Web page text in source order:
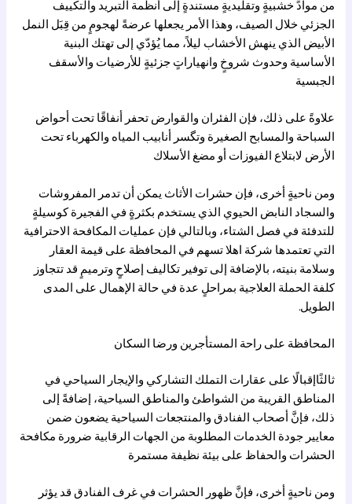
من موادٍّ خشبيةٍ وتقليديةٍ مستندةٍ إلى أنظمة التبريد والتكييف
الجزئي خلال الصيف، وهذا الأمر يجعلها عرضةً لهجومٍ من قِبَل النمل
الأبيض الذي ينهش الأخشاب ليلاً، مما يُؤدّي إلى تهتك البنية
الأساسية وحدوث شروخٍ وانهياراتٍ جزئيةٍ للأرضيات والأسقف
الجبسية
علاوةً على ذلك، فإن الفئران والقوارض تحفر أنفاقًا تحت أحواض
السباحة والمسابح الصغيرة وتگسر أنابيب المياه والكهرباء تحت
الأرض لابتلاع الفيوزات أو مضغ الأسلاك
ومن ناحيةٍ أخرى، فإن حشرات الأثاث يمكن أن تدمر المفروشات
والسجاد النابض الحيوي الذي يستخدم بكثرةٍ في الفجيرة كوسيلةٍ
للتدفئة في فصل الشتاء، وبالتالي فإن عمليات المكافحة الاحترافية
التي تعتمدها شركة اهلاتسهم في المحافظة على قيمة العقار
وسلامة بنيته، بالإضافة إلى توفير تكاليف إصلاحٍ وترميمٍ قد تتجاوز
كلفة الحملة العلاجية بمراحلٍ عدة في حالة الإهمال على المدى
الطويل.
المحافظة على راحة المستأجرين ورضا السكان
ثالثًاإقبالًا على عقارات التملك التشاركي والإيجار السياحي في
المناطق القريبة من الشواطئ والمناطق السياحية، إضافةً إلى
ذلك، فإنَّ أصحاب الفنادق والمنتجعات السياحية يضعون ضمن
معايير جودة الخدمات المطلوبة من الجهات الرقابية ضرورة مكافحة
الحشرات والحفاظ على بيئة نظيفة مستمرة
ومن ناحيةٍ أخرى، فإنَّ ظهور الحشرات في غرف الفنادق قد يؤثر